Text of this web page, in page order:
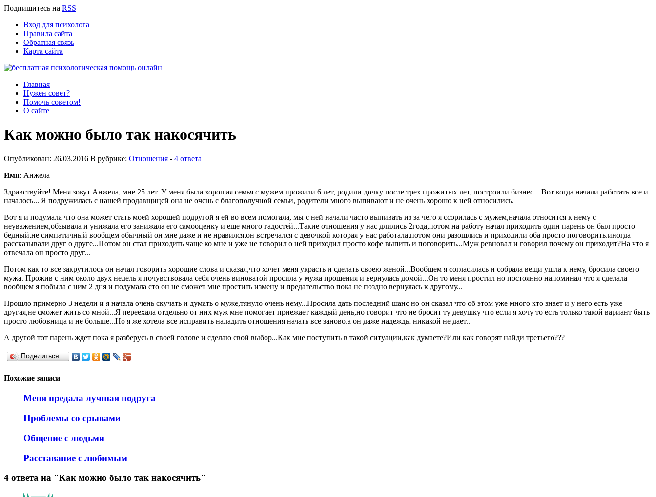
Подпишитесь на RSS
Вход для психолога
Правила сайта
Обратная связь
Карта сайта
Главная
Нужен совет?
Помочь советом!
О сайте
Как можно было так накосячить
Опубликован: 26.03.2016 В рубрике: Отношения - 4 ответа
Имя: Анжела
Здравствуйте! Меня зовут Анжела, мне 25 лет. У меня была хорошая семья с мужем прожили 6 лет, родили дочку после трех прожитых лет, построили бизнес... Вот когда начали работать все и
началось... Я подружилась с нашей продавщицей она не очень с благополучной семьи, родители много выпивают и не очень хорошо к ней относились.
Вот я и подумала что она может стать моей хорошей подругой я ей во всем помогала, мы с ней начали часто выпивать из за чего я ссорилась с мужем,начала относится к нему с
неуважением,обзывала и унижала его занижала его самооценку и еще много гадостей...Такие отношения у нас длились 2года,потом на работу начал приходить один парень он был просто
бедный,не симпатичный вообщем обычный он мне даже и не нравился,он встречался с девочкой которая у нас работала,потом они разошлись и приходили оба просто поговорить,иногда
рассказывали друг о друге...Потом он стал приходить чаще ко мне и уже не говорил о ней приходил просто кофе выпить и поговорить...Муж ревновал и говорил почему он приходит?На что я
отвечала он просто друг...
Потом как то все закрутилось он начал говорить хорошие слова и сказал,что хочет меня украсть и сделать своею женой...Вообщем я согласилась и собрала вещи ушла к нему, бросила своего
мужа. Прожив с ним около двух недель я почувствовала себя очень виноватой просила у мужа прощения и вернулась домой...Он то меня простил но постоянно напоминал что я сделала
вообщем я побыла с ним 2 дня и подумала сто он не сможет мне простить измену и предательство пока не поздно вернулась к другому...
Прошло примерно 3 недели и я начала очень скучать и думать о муже,тянуло очень нему...Просила дать последний шанс но он сказал что об этом уже много кто знает и у него есть уже
другая,не сможет жить со мной...Я переехала отдельно от них муж мне помогает приежает каждый день,но говорит что не бросит ту девушку что если я хочу то есть только такой вариант быть
просто любовница и не больше...Но я же хотела все исправить наладить отношения начать все заново,а он даже надежды никакой не дает...
А другой тот парень ждет пока я разберусь в своей голове и сделаю свой выбор...Как мне поступить в такой ситуации,как думаете?Или как говорят найди третьего???
Поделиться…
Похожие записи
Меня предала лучшая подруга
Проблемы со срывами
Общение с людьми
Расставание с любимым
4 ответа на "Как можно было так накосячить"